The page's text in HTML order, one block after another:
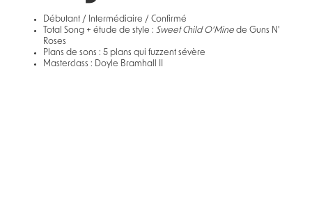
Débutant / Intermédiaire / Confirmé
Total Song + étude de style :Sweet Child O'Minede Guns N'
Roses
Plans de sons : 5 plans qui fuzzent sévère
Masterclass : Doyle Bramhall II